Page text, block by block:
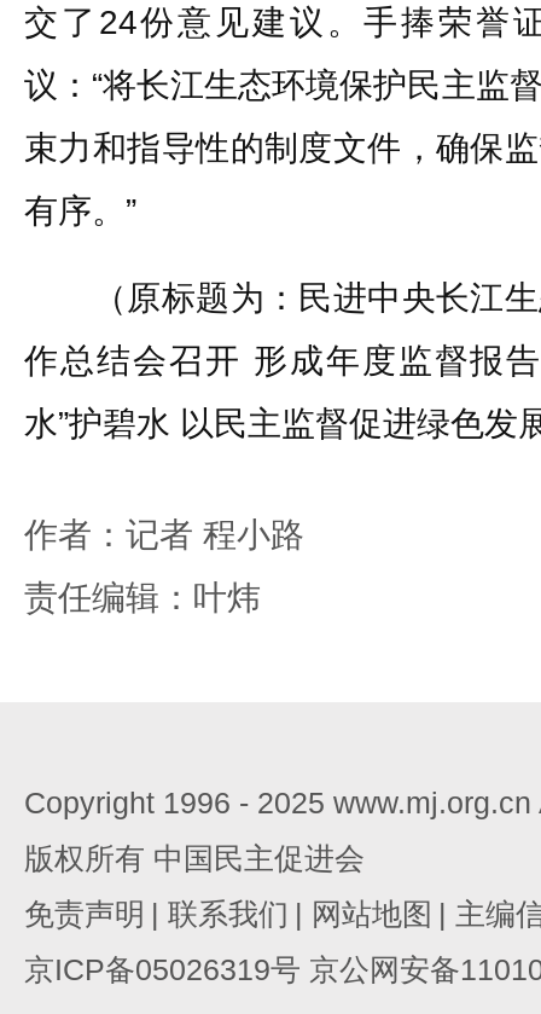
交了24份意见建议。手捧荣誉
议：“将长江生态环境保护民主监
束力和指导性的制度文件，确保
有序。”
（原标题为：民进中央长江生
作总结会召开 形成年度监督报
水”护碧水 以民主监督促进绿色发
作者：记者 程小路
责任编辑：叶炜
Copyright 1996 - 2025
版权所有 中国民主促进会
免责声明 | 联系我们 | 网站地图 | 主编
京ICP备05026319号 京公网安备